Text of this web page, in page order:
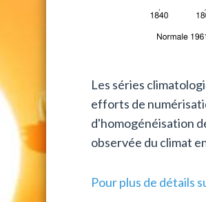
Les séries
efforts de
d'homogénéisation
observée du climat
Pour plus de détails